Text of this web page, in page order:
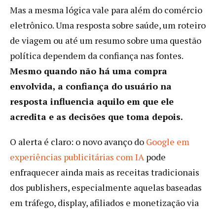
Mas a mesma lógica vale para além do comércio
eletrônico. Uma resposta sobre saúde, um roteiro
de viagem ou até um resumo sobre uma questão
política dependem da confiança nas fontes.
Mesmo quando não há uma compra
envolvida, a confiança do usuário na
resposta influencia aquilo em que ele
acredita e as decisões que toma depois.
O alerta é claro: o novo avanço do Google em
experiências publicitárias com IApode
enfraquecer ainda mais as receitas tradicionais
dos publishers, especialmente aquelas baseadas
em tráfego, display, afiliados e monetização via